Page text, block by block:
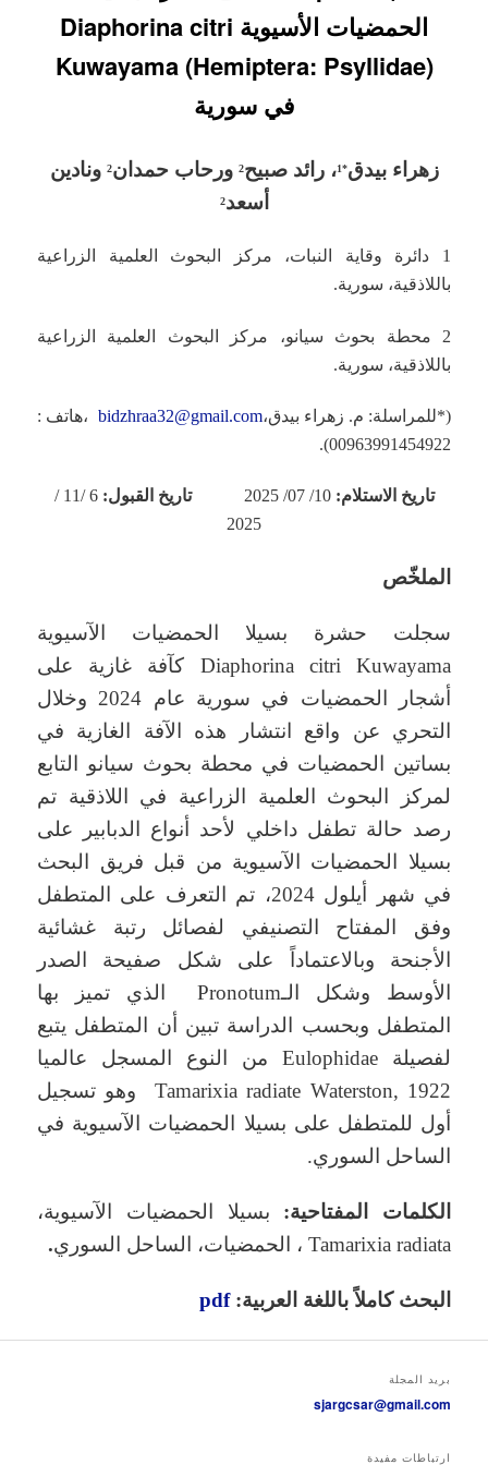
الحمضيات الأسيوية Diaphorina citri
Kuwayama (Hemiptera: Psyllidae)
في سورية
زهراء بيدق*
1، رائد صبيح2 ورحاب حمدان2 ونادين
أسعد2
1 دائرة وقاية النبات، مركز البحوث العلمية الزراعية
باللاذقية، سورية.
2 محطة بحوث سيانو، مركز البحوث العلمية الزراعية
باللاذقية، سورية.
(*للمراسلة: م. زهراء بيدق،bidzhraa32@gmail.com ،هاتف :
00963991454922).
تاريخ الاستلام:10/ 07/ 2025 تاريخ القبول:
6 /11 /
2025
الملخّص
سجلت حشرة بسيلا الحمضيات الآسيوية
Diaphorina citri Kuwayama كآفة غازية على
أشجار الحمضيات في سورية عام 2024 وخلال
التحري عن واقع انتشار هذه الآفة الغازية في
بساتين الحمضيات في محطة بحوث سيانو التابع
لمركز البحوث العلمية الزراعية في اللاذقية تم
رصد حالة تطفل داخلي لأحد أنواع الدبابير على
بسيلا الحمضيات الآسيوية من قبل فريق البحث
في شهر أيلول 2024، تم التعرف على المتطفل
وفق المفتاح التصنيفي لفصائل رتبة غشائية
الأجنحة وبالاعتماداً على شكل صفيحة الصدر
الأوسط وشكل الـPronotum الذي تميز بها
المتطفل وبحسب الدراسة تبين أن المتطفل يتبع
لفصيلة Eulophidae من النوع المسجل عالميا
Tamarixia radiate Waterston, 1922 وهو تسجيل
أول للمتطفل على بسيلا الحمضيات الآسيوية في
الساحل السوري.
الكلمات المفتاحية: بسيلا الحمضيات الآسيوية،
Tamarixia radiata ، الحمضيات، الساحل السوري
.
البحث كاملاً باللغة العربية:pdf
بريد المجلة
sjargcsar@gmail.com
ارتباطات مفيدة